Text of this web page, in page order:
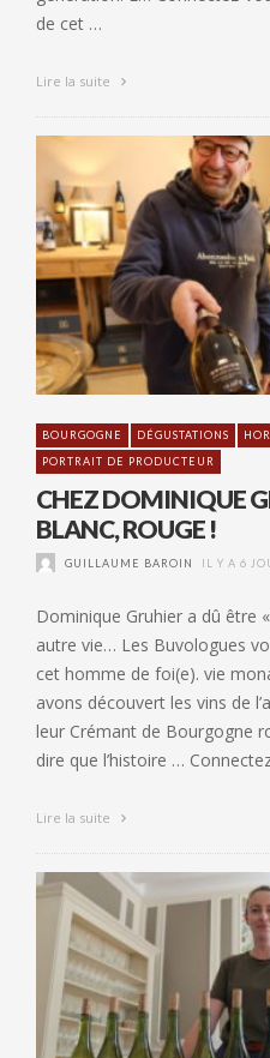
de cet …
Lire la suite
BOURGOGNE DÉGUSTATIONS
PORTRAIT DE PRODUCTEUR
CHEZ DOMINIQUE
BLANC, ROUGE !
GUILLAUME BAROIN IL Y A 6
Dominique Gruhier a dû être
autre vie… Les Buvologues
cet homme de foi(e). vie
avons découvert les vins de
leur Crémant de Bourgogne
dire que l’histoire …
Lire la suite